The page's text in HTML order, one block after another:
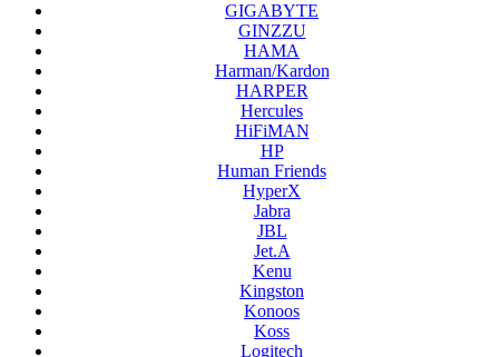
GIGABYTE
GINZZU
HAMA
Harman/Kardon
HARPER
Hercules
HiFiMAN
HP
Human Friends
HyperX
Jabra
JBL
Jet.A
Kenu
Kingston
Konoos
Koss
Logitech